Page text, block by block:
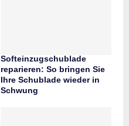
Softeinzugschublade
reparieren: So bringen Sie
Ihre Schublade wieder in
Schwung